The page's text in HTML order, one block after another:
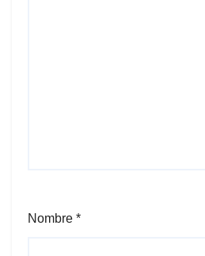
Nombre *